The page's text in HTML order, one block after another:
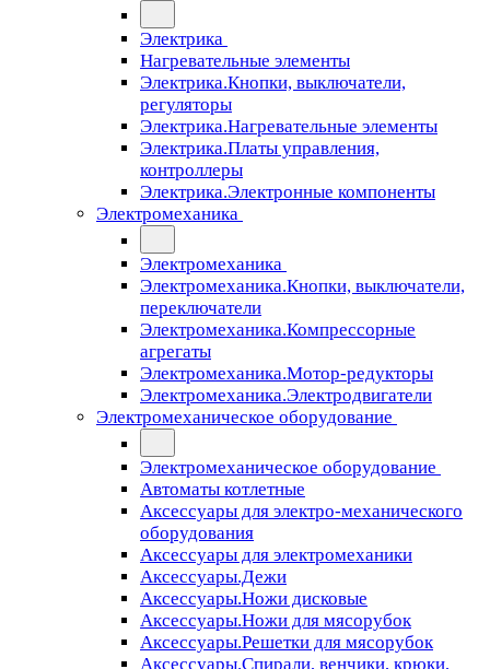
Электрика
Нагревательные элементы
Электрика.Кнопки, выключатели,
регуляторы
Электрика.Нагревательные элементы
Электрика.Платы управления,
контроллеры
Электрика.Электронные компоненты
Электромеханика
Электромеханика
Электромеханика.Кнопки, выключатели,
переключатели
Электромеханика.Компрессорные
агрегаты
Электромеханика.Мотор-редукторы
Электромеханика.Электродвигатели
Электромеханическое оборудование
Электромеханическое оборудование
Автоматы котлетные
Аксессуары для электро-механического
оборудования
Аксессуары для электромеханики
Аксессуары.Дежи
Аксессуары.Ножи дисковые
Аксессуары.Ножи для мясорубок
Аксессуары.Решетки для мясорубок
Аксессуары.Спирали, венчики, крюки,